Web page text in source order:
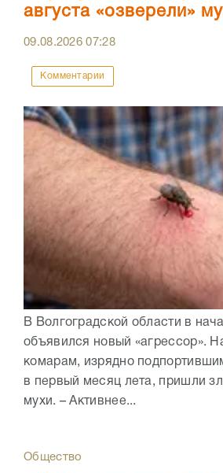
августа «озверели»
09.08.202607:28
Комментарии
В Волгоградской области в
объявился новый «агрессор».
комарам, изрядно
в первый месяц лета, пришли
мухи. – Активнее...
Общество